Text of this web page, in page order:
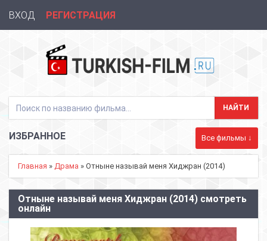
ВХОД РЕГИСТРАЦИЯ
ИЗБРАННОЕ Все фильмы ↓
Главная » Драма » Отныне называй меня Хиджран (2014)
Отныне называй меня Хиджран (2014) смотреть
онлайн